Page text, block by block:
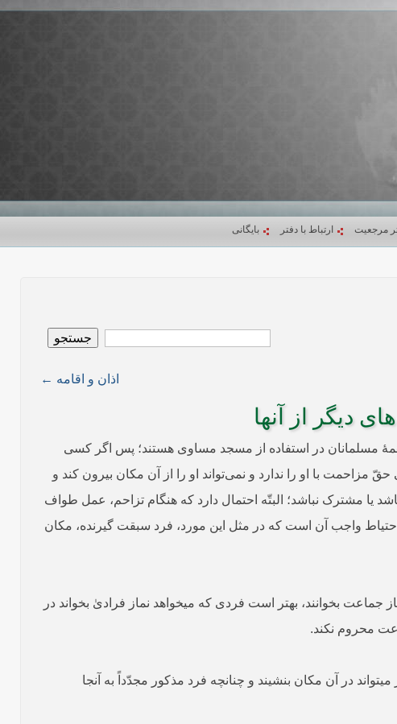
مرجعیت ارتباط با دفتر بایگانی
جستجو
اذان و اقامه ←
دیگر از آنها
همۀ مسلمانان در استفاده از مسجد مساوی هستند؛ پس اگر کسی
با او را ندارد و نمی‌تواند او را از آن مکان بیرون کند و
یا مشترک نباشد؛ البتّه احتمال دارد که هنگام تزاحم، عمل طواف
واجب آن است که در مثل این مورد، فرد سبقت گیرنده، مکان
جماعت بخوانند، بهتر است فردی که می­خواهد نماز فرادیٰ بخواند در
محروم نکند.
در آن مکان بنشیند و چنانچه فرد مذکور مجدّداً به آنجا